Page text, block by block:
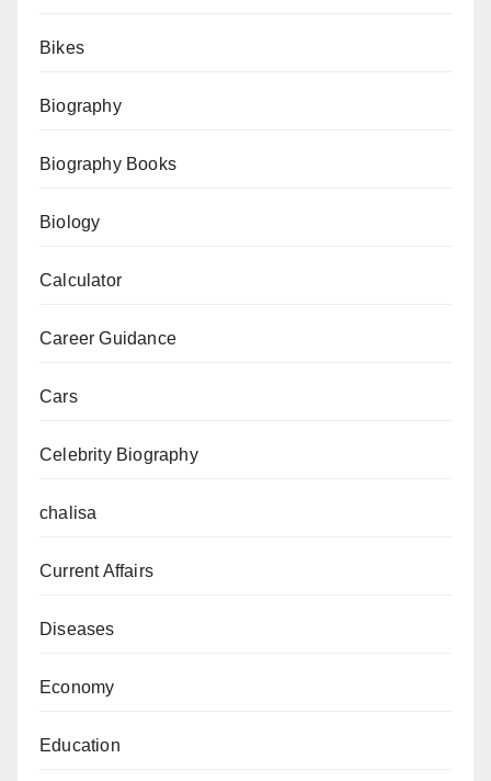
Bikes
Biography
Biography Books
Biology
Calculator
Career Guidance
Cars
Celebrity Biography
chalisa
Current Affairs
Diseases
Economy
Education